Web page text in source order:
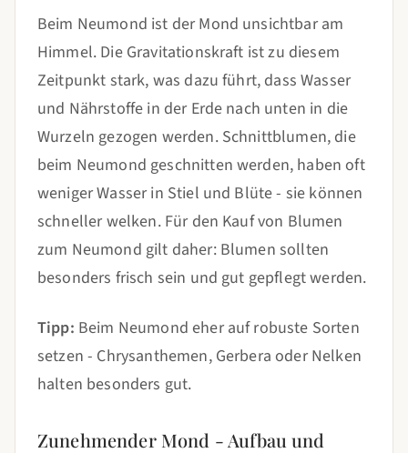
Beim Neumond ist der Mond unsichtbar am
Himmel. Die Gravitationskraft ist zu diesem
Zeitpunkt stark, was dazu führt, dass Wasser
und Nährstoffe in der Erde nach unten in die
Wurzeln gezogen werden. Schnittblumen, die
beim Neumond geschnitten werden, haben oft
weniger Wasser in Stiel und Blüte - sie können
schneller welken. Für den Kauf von Blumen
zum Neumond gilt daher: Blumen sollten
besonders frisch sein und gut gepflegt werden.
Tipp: Beim Neumond eher auf robuste Sorten
setzen - Chrysanthemen, Gerbera oder Nelken
halten besonders gut.
Zunehmender Mond - Aufbau und